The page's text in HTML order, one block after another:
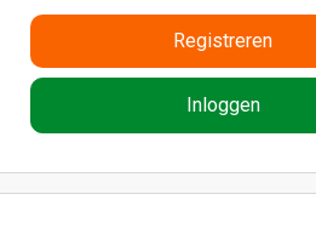
Registreren
Inloggen